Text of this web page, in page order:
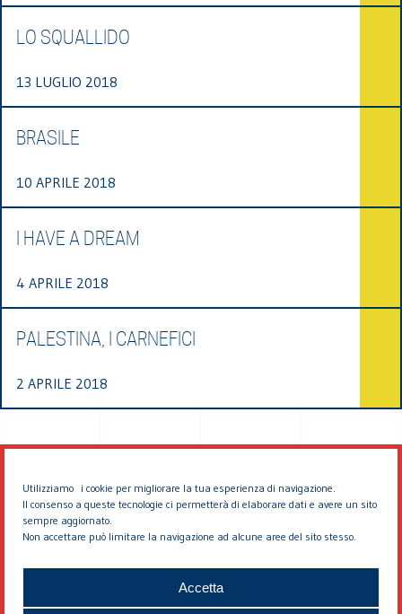
Utilizziamo i cookie per migliorare la tua esperienza di navigazione.
Il consenso a queste tecnologie ci permetterà di elaborare dati e avere un sito
sempre aggiornato.
Non accettare può limitare la navigazione ad alcune aree del sito stesso.
Accetta
LO SQUALLIDO
13 LUGLIO 2018
BRASILE
10 APRILE 2018
I HAVE A DREAM
4 APRILE 2018
PALESTINA, I CARNEFICI
2 APRILE 2018
© 2026 EDDYBURG